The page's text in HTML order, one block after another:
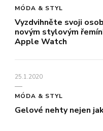
MÓDA & STYL
Vyzdvihněte svoji
novým stylovým
Apple Watch
25.1.2020
MÓDA & STYL
Gelové nehty nejen